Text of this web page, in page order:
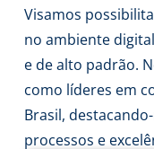
Visamos
no ambiente
e de alto padrão.
como líderes em
Brasil,
processos e